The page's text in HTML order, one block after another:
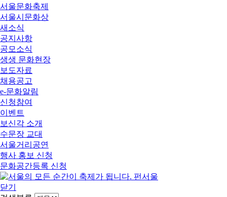
서울문화축제
서울시문화상
새소식
공지사항
공모소식
생생 문화현장
보도자료
채용공고
e-문화알림
신청참여
이벤트
보신각 소개
수문장 교대
서울거리공연
행사 홍보 신청
문화공간등록 신청
닫기